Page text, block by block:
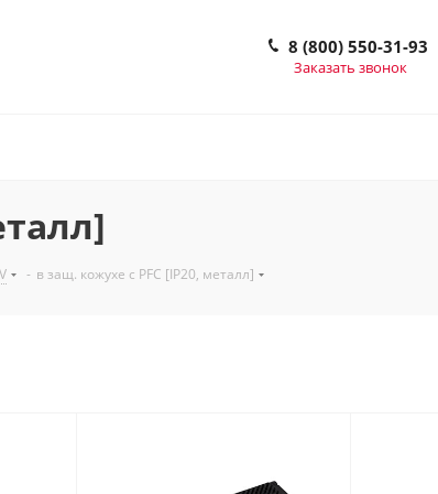
8 (800) 550-31-93
Заказать звонок
- в защ. кожухе с PFC [IP20, металл]